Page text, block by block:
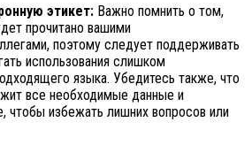
этикет: Важно помнить о том,
прочитано вашими
поэтому следует поддерживать
использования слишком
языка. Убедитесь также, что
все необходимые данные и
чтобы избежать лишних вопросов или